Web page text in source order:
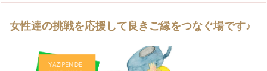
女性達の挑戦を応援して良きご縁をつなぐ場です♪